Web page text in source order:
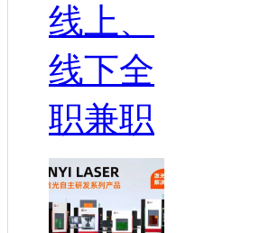
线上、
线下全
职兼职